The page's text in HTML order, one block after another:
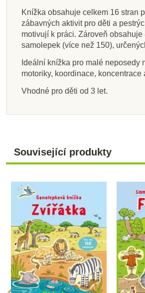
JIRI MODELS
Samolepková knížka
- Ovoce a zelenina
139 Kč
JIRI MODELS
Samolepková knížka
- Pralidé
199 Kč249 Kč
JIRI MODELS
Samolepková knížka
- Já a moje tělo
139 Kč
JIRI
JIRI MODELS
Samolepková knížka
- Zvířátka
139 Kč
Knížka obsahuje celkem 16 stran
zábavných aktivit pro děti a
motivují k práci. Zároveň obsahuje
samolepek (více než 150),
Ideální knížka pro malé neposedy
motoriky, koordinace, koncentrace
Vhodné pro děti od 3 let.
Související produkty